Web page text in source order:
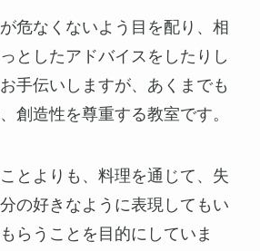
危なくないよう目を配り、相
としたアドバイスをしたりし
手伝いしますが、あくまでも
創造性を尊重する教室です。
とよりも、料理を通じて、失
の好きなように表現してもい
らうことを目的にしていま